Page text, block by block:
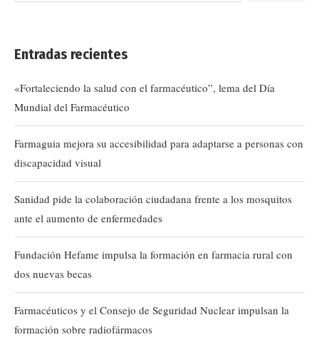
Entradas recientes
«Fortaleciendo la salud con el farmacéutico”, lema del Día
Mundial del Farmacéutico
Farmaguia mejora su accesibilidad para adaptarse a personas con
discapacidad visual
Sanidad pide la colaboración ciudadana frente a los mosquitos
ante el aumento de enfermedades
Fundación Hefame impulsa la formación en farmacia rural con
dos nuevas becas
Farmacéuticos y el Consejo de Seguridad Nuclear impulsan la
formación sobre radiofármacos